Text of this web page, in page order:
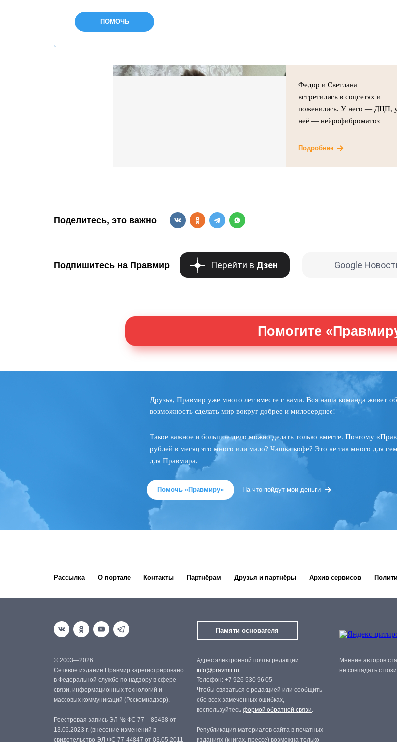
ПОМОЧЬ
Федор и Светлана
встретились в соцсетях и
поженились. У него — ДЦП,
неё — нейрофиброматоз
Подробнее
Поделитесь, это важно
Подпишитесь на Правмир Перейти в Дзен Google
Помогите
Друзья, Правмир уже много лет вместе с вами. Вся наша команда живет
возможность сделать мир вокруг добрее и милосерднее!
Такое важное и большое дело можно делать только вместе. Поэтому
рублей в месяц это много или мало? Чашка кофе? Это не так много для
для Правмира.
Помочь «Правмиру» На что пойдут мои деньги
Рассылка О портале Контакты Партнёрам Друзья и партнёры Архив сервисов
Памяти основателя
© 2003—2026.
Сетевое издание Правмир зарегистрировано
в Федеральной службе по надзору в сфере
связи, информационных технологий и
массовых коммуникаций (Роскомнадзор).
Реестровая запись ЭЛ № ФС 77 – 85438 от
13.06.2023 г. (внесение изменений в
свидетельство ЭЛ ФС 77-44847 от 03.05.2011
Адрес электронной почты редакции:
info@pravmir.ru
Телефон: +7 926 530 96 05
Чтобы связаться с редакцией или сообщить
обо всех замеченных ошибках,
воспользуйтесь формой обратной связи.
Републикация материалов сайта в печатных
изданиях (книгах, прессе) возможна только
Мнение авторов
не совпадать с